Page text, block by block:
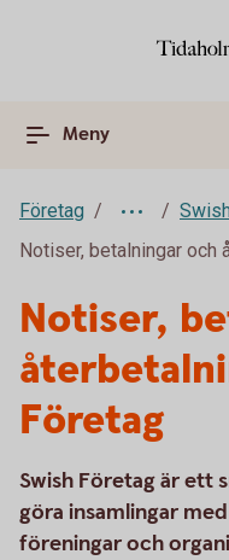
Meny
Företag
Notiser, betalningar och
Notiser,
Företag
Swish Företag är ett
göra insamlingar
föreningar och